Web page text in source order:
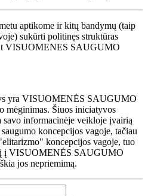
aptikome ir kitų bandymų (taip
sukūrti politinęs struktūras
VISUOMENES SAUGUMO
yra VISUOMENĖS SAUGUMO
mėginimas. Šiuos iniciatyvos
informacinėje veikloje įvairią
koncepcijos vagoje, tačiau
koncepcijos vagoje, tuo
į VISUOMENĖS SAUGUMO
jos nepriemimą.